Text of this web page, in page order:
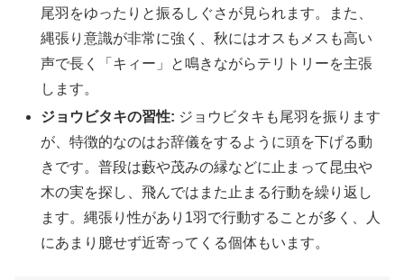
尾羽をゆったりと振るしぐさが見られます。また、
縄張り意識が非常に強く、秋にはオスもメスも高い
声で長く「キィー」と鳴きながらテリトリーを主張
します。
ジョウビタキの習性: ジョウビタキも尾羽を振ります
が、特徴的なのはお辞儀をするように頭を下げる動
きです。普段は藪や茂みの縁などに止まって昆虫や
木の実を探し、飛んではまた止まる行動を繰り返し
ます。縄張り性があり1羽で行動することが多く、人
にあまり臆せず近寄ってくる個体もいます。